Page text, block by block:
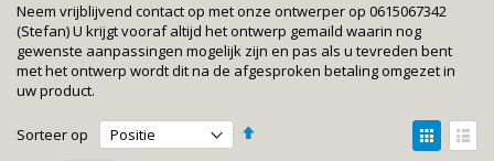
Neem vrijblijvend contact op met onze ontwerper op 0615067342
(Stefan) U krijgt vooraf altijd het ontwerp gemaild waarin nog
gewenste aanpassingen mogelijk zijn en pas als u tevreden bent
met het ontwerp wordt dit na de afgesproken betaling omgezet in
uw product.
Sorteer op
Van
Tonen
als